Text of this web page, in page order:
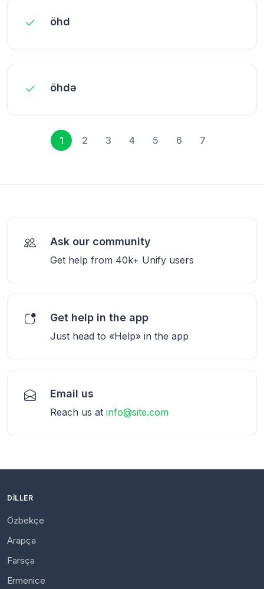
öhd
öhdə
1 2 3 4 5 6 7
Ask our community
Get help from 40k+ Unify users
Get help in the app
Just head to «Help» in the app
Email us
Reach us at info@site.com
DILLER
Özbekçe
Arapça
Farsça
Ermenice